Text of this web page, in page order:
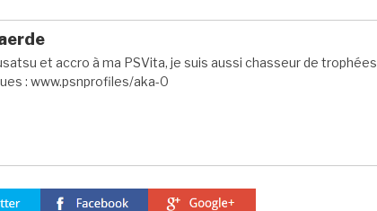
et accro à ma PSVita, je suis aussi chasseur de trophées
: www.psnprofiles/aka-0